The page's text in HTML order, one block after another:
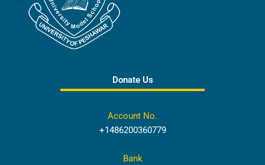
Donate Us
Account No.
+1486200360779
Bank